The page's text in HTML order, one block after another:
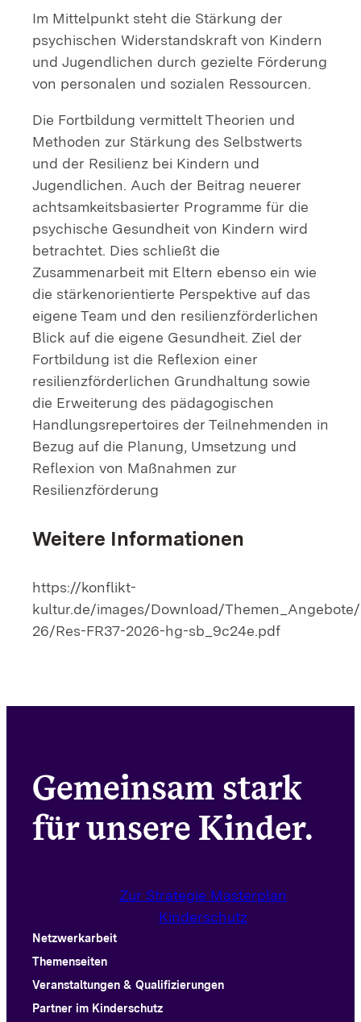
Im Mittelpunkt steht die Stärkung der
psychischen Widerstandskraft von Kindern
und Jugendlichen durch gezielte Förderung
von personalen und sozialen Ressourcen.
Die Fortbildung vermittelt Theorien und
Methoden zur Stärkung des Selbstwerts
und der Resilienz bei Kindern und
Jugendlichen. Auch der Beitrag neuerer
achtsamkeitsbasierter Programme für die
psychische Gesundheit von Kindern wird
betrachtet. Dies schließt die
Zusammenarbeit mit Eltern ebenso ein wie
die stärkenorientierte Perspektive auf das
eigene Team und den resilienzförderlichen
Blick auf die eigene Gesundheit. Ziel der
Fortbildung ist die Reflexion einer
resilienzförderlichen Grundhaltung sowie
die Erweiterung des pädagogischen
Handlungsrepertoires der Teilnehmenden in
Bezug auf die Planung, Umsetzung und
Reflexion von Maßnahmen zur
Resilienzförderung
Weitere Informationen
https://konflikt-
kultur.de/images/Download/
26/Res-FR37-2026-hg-sb_9c24e.pdf
Gemeinsam stark
für unsere Kinder.
Zur Strategie Masterplan
Kinderschutz
Netzwerkarbeit
Themenseiten
Veranstaltungen & Qualifizierungen
Partner im Kinderschutz